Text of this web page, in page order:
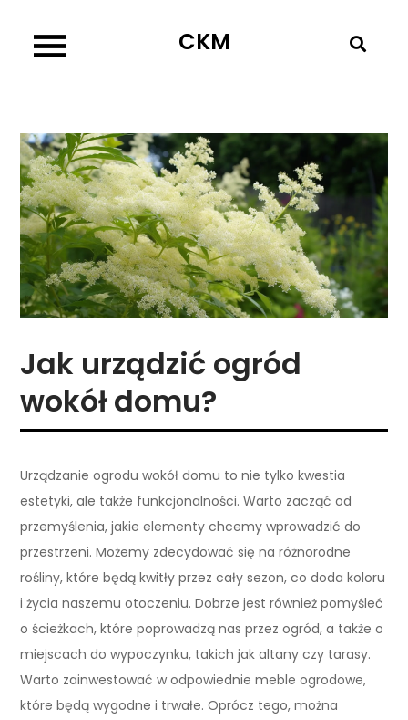
content
CKM
Jak urządzić ogród
wokół domu?
Urządzanie ogrodu wokół domu to nie tylko kwestia
estetyki, ale także funkcjonalności. Warto zacząć od
przemyślenia, jakie elementy chcemy wprowadzić do
przestrzeni. Możemy zdecydować się na różnorodne
rośliny, które będą kwitły przez cały sezon, co doda koloru
i życia naszemu otoczeniu. Dobrze jest również pomyśleć
o ścieżkach, które poprowadzą nas przez ogród, a także o
miejscach do wypoczynku, takich jak altany czy tarasy.
Warto zainwestować w odpowiednie meble ogrodowe,
które będą wygodne i trwałe. Oprócz tego, można